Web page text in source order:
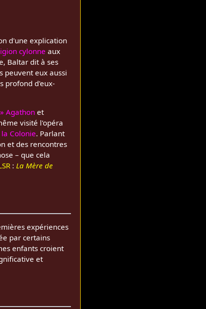
d'une explication
cylonne aux
Baltar dit à ses
peuvent eux aussi
profond d'eux-
Agathon et
visité l'opéra
Colonie. Parlant
et des rencontres
– que cela
:La Mère de
expériences
par certains
enfants croient
et